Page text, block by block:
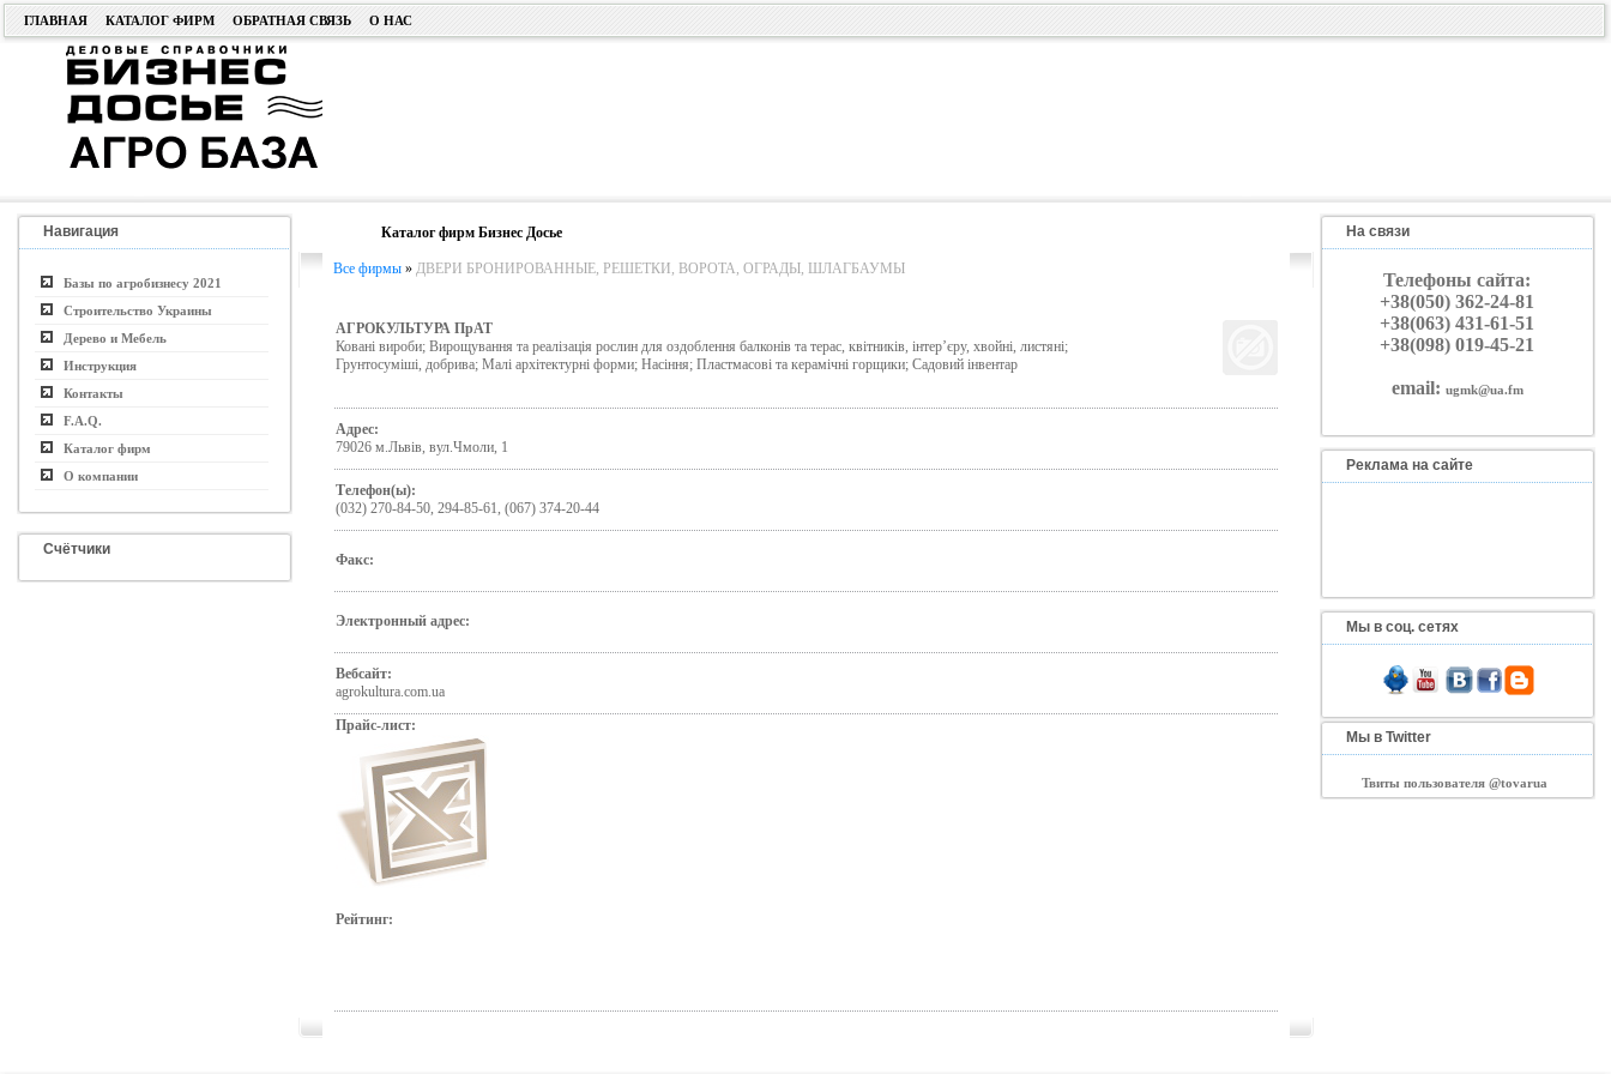
ГЛАВНАЯ КАТАЛОГ ФИРМ ОБРАТНАЯ СВЯЗЬ О НАС
Навигация
Базы по агробизнесу 2021
Строительство Украины
Дерево и Мебель
Инструкция
Контакты
F.A.Q.
Каталог фирм
О компании
Счётчики
Каталог фирм Бизнес Досье
Все фирмы» ДВЕРИ БРОНИРОВАННЫЕ, РЕШЕТКИ, ВОРОТА, ОГРАДЫ, ШЛАГБАУМЫ
АГРОКУЛЬТУРА ПрАТ
Ковані вироби; Вирощування та реалізація рослин для оздоблення балконів та терас, квітників, інтер’єру, хвойні, листяні;
Грунтосуміші, добрива; Малі архітектурні форми; Насіння; Пластмасові та керамічні горщики; Садовий інвентар
Адрес:
79026 м.Львів, вул.Чмоли, 1
Телефон(ы):
(032) 270-84-50, 294-85-61, (067) 374-20-44
Факс:
Электронный адрес:
Вебсайт:
agrokultura.com.ua
Прайс-лист:
Рейтинг:
На связи
Телефоны сайта:
+38(050) 362-24-81
+38(063) 431-61-51
+38(098) 019-45-21
email: ugmk@ua.fm
Реклама на сайте
Мы в соц. сетях
Мы в Twitter
Твиты пользователя @tovarua